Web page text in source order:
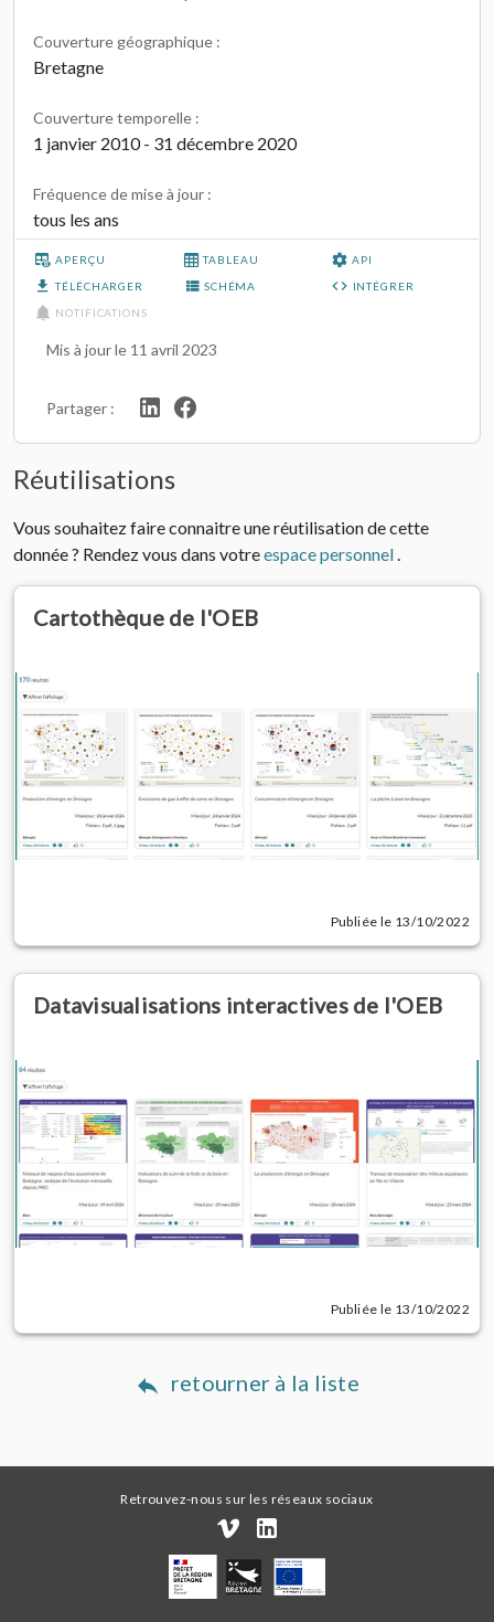
Couverture géographique :
Bretagne
Couverture temporelle :
1 janvier 2010 - 31 décembre 2020
Fréquence de mise à jour :
tous les ans
APERÇU TABLEAU
API
TÉLÉCHARGER
SCHÉMA
INTÉGRER
NOTIFICATIONS
Mis à jour le 11 avril 2023
Partager :
Réutilisations
Vous souhaitez faire connaitre une réutilisation de cette
donnée ? Rendez vous dans votreespace personnel.
Cartothèque de l'OEB
Publiée le 13/10/2022
Datavisualisations interactives de l'OEB
Publiée le 13/10/2022
retourner à la liste
Retrouvez-nous sur les réseaux sociaux